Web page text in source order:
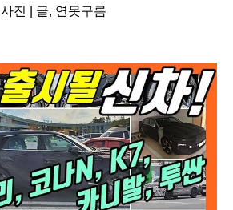
사진 | 글, 연못구름